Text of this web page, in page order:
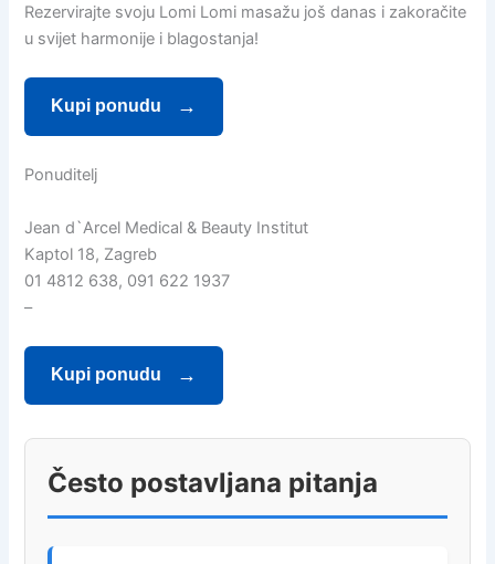
Rezervirajte svoju Lomi Lomi masažu još danas i zakoračite
u svijet harmonije i blagostanja!
Kupi ponudu
Ponuditelj
Jean d`Arcel Medical & Beauty Institut
Kaptol 18, Zagreb
01 4812 638, 091 622 1937
–
Kupi ponudu
Često postavljana pitanja